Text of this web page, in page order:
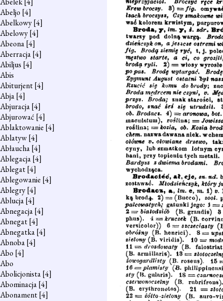
Abeljo [4]
Abelkowy[4]
Abelowy[4]
Abeona[4]
Aberracja[4]
Abiljus [4]
Abis
Abiturjent[4]
Abja[4]
Abjuracja[4]
Abjurować [4]
Ablaktowanie [4]
Ablatyw[4]
Abłaucha[4]
Ablegacja[4]
Ablegat[4]
Ablegowanie [4]
Ablegry[4]
Ablucja[4]
Abnegacja[4]
Abnegat[4]
Abnegatka[4]
Abnoba[4]
Abo [4]
Abo
Abolicjonista[4]
Abominacja[4]
Abonament[4]